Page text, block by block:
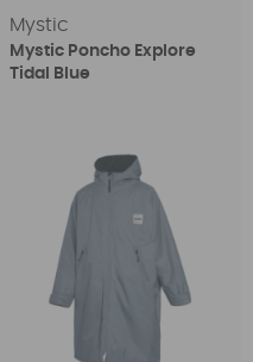
Mystic
Mystic Poncho Explore
Tidal Blue